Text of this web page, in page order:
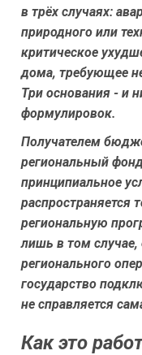
в трёх случаях:
природного или
критическое
дома, требующее
Три основания - и
формулировок.
Получателем
региональный
принципиальное
распространяется
региональную
лишь в том случае,
регионального
государство
не справляется
Как это